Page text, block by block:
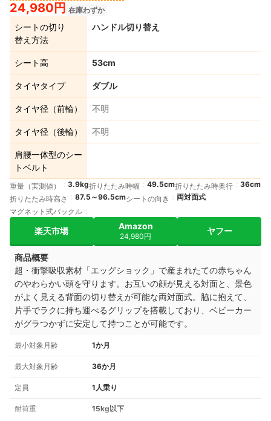
24,980円 在庫わずか
シートの切り
替え方法
ハンドル切り替え
シート高 53cm
タイヤタイプ ダブル
タイヤ径（前輪） 不明
タイヤ径（後輪） 不明
肩腰一体型のシー
トベルト
重量（実測値） 3.9kg折りたたみ時幅 49.5cm折りたたみ時奥行
36cm
折りたたみ時高さ
87.5～96.5cmシートの向き
両対面式
マグネット式バックル
楽天市場 Amazon
24,980円
ヤフー
商品概要
超・衝撃吸収素材「エッグショック」で産まれたての赤ちゃん
のやわらかい頭を守ります。お互いの顔が見える対面と、景色
がよく見える背面の切り替えが可能な両対面式。脇に抱えて、
片手でラクに持ち運べるグリップを搭載しており、ベビーカー
がグラつかずに安定して持つことが可能です。
最小対象月齢 1か月
最大対象月齢 36か月
定員 1人乗り
耐荷重 15kg以下